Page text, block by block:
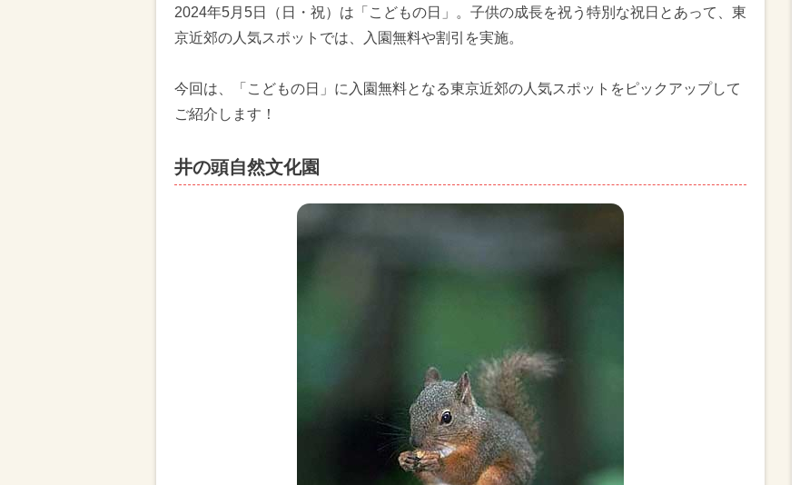
2024年5月5日（日・祝）は「こどもの日」。子供の成長を祝う特別な祝日とあって、東
京近郊の人気スポットでは、入園無料や割引を実施。
今回は、「こどもの日」に入園無料となる東京近郊の人気スポットをピックアップして
ご紹介します！
井の頭自然文化園